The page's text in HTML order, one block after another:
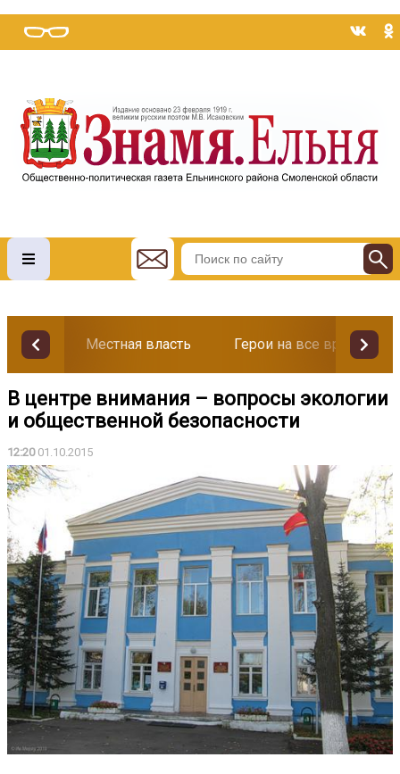
Местная власть Герои на все времена
В центре внимания – вопросы экологии
и общественной безопасности
12:2001.10.2015